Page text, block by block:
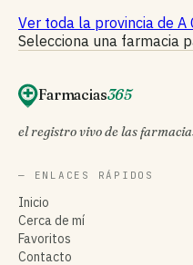
Ver toda la provincia de A
Selecciona una farmacia
Farmacias365
el registro vivo de las
— ENLACES RÁPIDOS
Inicio
Cerca de mí
Favoritos
Contacto